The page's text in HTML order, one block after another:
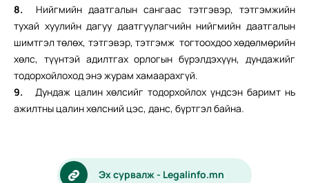
8. Нийгмийн даатгалын сангаас тэтгэвэр, тэтгэмжийн
тухай хуулийн дагуу даатгуулагчийн нийгмийн даатгалын
шимтгэл төлөх, тэтгэвэр, тэтгэмж тогтоохдоо хөдөлмөрийн
хөлс, түүнтэй адилтгах орлогын бүрэлдэхүүн, дундажийг
тодорхойлоход энэ журам хамаарахгүй.
9.
Дундаж цалин хөлсийг тодорхойлох үндсэн баримт нь
ажилтны цалин хөлсний цэс, данс, бүртгэл байна.
Эх сурвалж - Legalinfo.mn